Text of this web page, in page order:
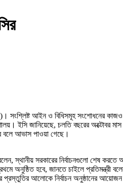
সংশ্লিষ্ট আইন ও বিধিসমূহ সংশোধনের
ইসি জানিয়েছে, চলতি বছরের অক্টোবর মাস
বলে আভাস পাওয়া গেছে।
স্থানীয় সরকারের নির্বাচনগুলো শেষ
হবে, জানতে চাইলে প্রতিমন্ত্রী
প্রস্তুতির আলোকে নির্বাচন অনুষ্ঠানের